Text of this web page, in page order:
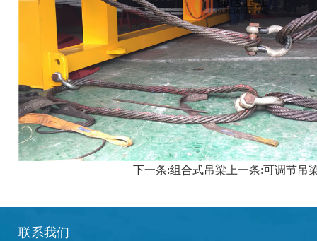
下一条:组合式吊梁 上一条:可调节吊
联系我们